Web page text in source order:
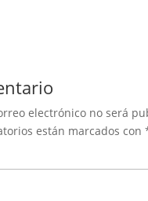
electrónico no será
están marcados con